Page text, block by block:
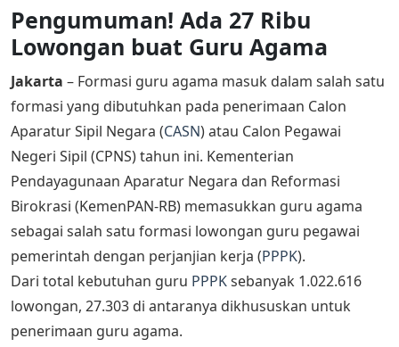
Pengumuman! Ada 27 Ribu
Lowongan buat Guru Agama
Jakarta – Formasi guru agama masuk dalam salah satu
formasi yang dibutuhkan pada penerimaan Calon
Aparatur Sipil Negara (CASN) atau Calon Pegawai
Negeri Sipil (CPNS) tahun ini. Kementerian
Pendayagunaan Aparatur Negara dan Reformasi
Birokrasi (KemenPAN-RB) memasukkan guru agama
sebagai salah satu formasi lowongan guru pegawai
pemerintah dengan perjanjian kerja (PPPK).
Dari total kebutuhan guru PPPKsebanyak 1.022.616
lowongan, 27.303 di antaranya dikhususkan untuk
penerimaan guru agama.